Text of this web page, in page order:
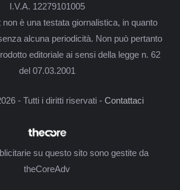
I.V.A. 12279101005
è una testata giornalistica, in quanto
alcuna periodicità. Non può pertanto
editoriale ai sensi della legge n. 62
del 07.03.2001
- Tutti i diritti riservati - Contattaci
su questo sito sono gestite da
theCoreAdv